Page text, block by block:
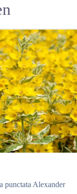
punctata Alexander